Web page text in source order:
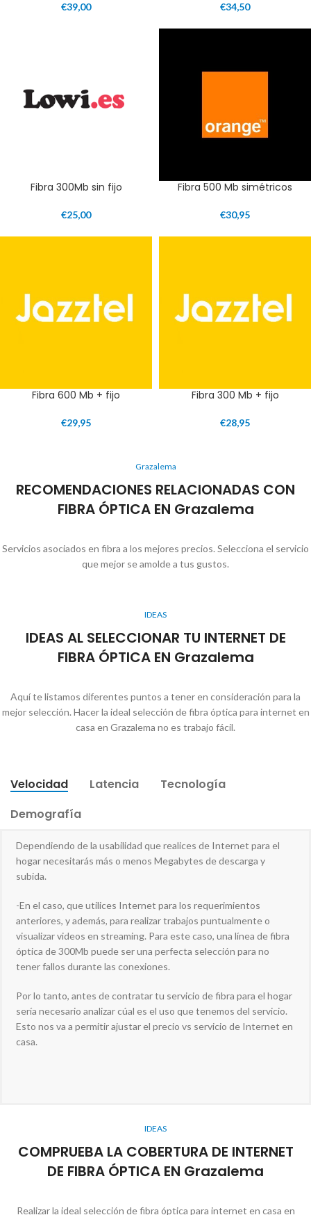
€39,00 €34,50
Fibra 300Mb sin fijo
€25,00
Fibra 500 Mb simétricos
€30,95
Fibra 600 Mb + fijo
€29,95
Fibra 300 Mb + fijo
€28,95
Grazalema
RECOMENDACIONES RELACIONADAS CON
FIBRA ÓPTICA EN Grazalema
Servicios asociados en fibra a los mejores precios. Selecciona el servicio
que mejor se amolde a tus gustos.
IDEAS
IDEAS AL SELECCIONAR TU INTERNET DE
FIBRA ÓPTICA EN Grazalema
Aquí te listamos diferentes puntos a tener en consideración para la
mejor selección. Hacer la ideal selección de fibra óptica para internet en
casa en Grazalema no es trabajo fácil.
Velocidad Latencia
Tecnología
Demografía
Dependiendo de la usabilidad que realices de Internet para el
hogar necesitarás más o menos Megabytes de descarga y
subida.
-En el caso, que utilices Internet para los requerimientos
anteriores, y además, para realizar trabajos puntualmente o
visualizar videos en streaming. Para este caso, una línea de fibra
óptica de 300Mb puede ser una perfecta selección para no
tener fallos durante las conexiones.
Por lo tanto, antes de contratar tu servicio de fibra para el hogar
sería necesario analizar cúal es el uso que tenemos del servicio.
Esto nos va a permitir ajustar el precio vs servicio de Internet en
casa.
IDEAS
COMPRUEBA LA COBERTURA DE INTERNET
DE FIBRA ÓPTICA EN Grazalema
Realizar la ideal selección de fibra óptica para internet en casa en